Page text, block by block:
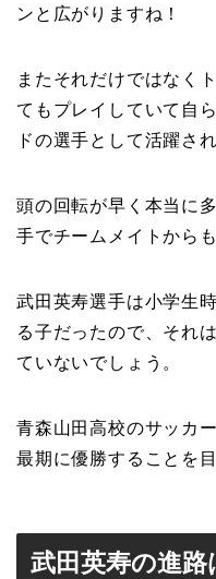
ンと広がりますね！
またそれだけではなく
てもプレイしていて自
ドの選手として活躍さ
頭の回転が早く本当に
手でチームメイトから
武田英寿選手は小学生
る子だったので、それ
ていないでしょう。
青森山田高校のサッカ
最期に優勝することを
武田英寿の進路